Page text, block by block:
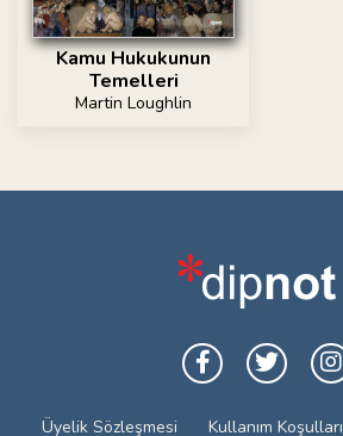
Kamu Hukukunun
Temelleri
Martin Loughlin
Üyelik Sözleşmesi Kullanım Koşulları